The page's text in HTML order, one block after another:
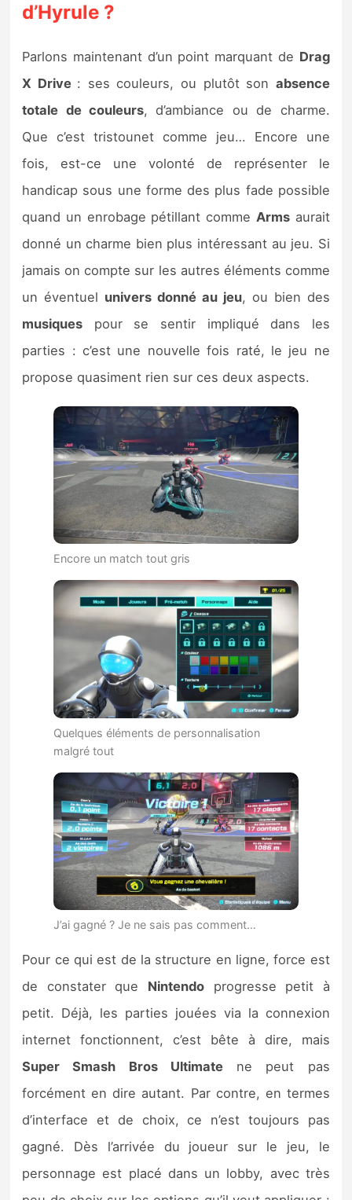
d’Hyrule ?
Parlons maintenant d’un point marquant de Drag
X Drive : ses couleurs, ou plutôt son absence
totale de couleurs, d’ambiance ou de charme.
Que c’est tristounet comme jeu… Encore une
fois, est-ce une volonté de représenter le
handicap sous une forme des plus fade possible
quand un enrobage pétillant comme Armsaurait
donné un charme bien plus intéressant au jeu. Si
jamais on compte sur les autres éléments comme
un éventuel univers donné au jeu, ou bien des
musiques pour se sentir impliqué dans les
parties : c’est une nouvelle fois raté, le jeu ne
propose quasiment rien sur ces deux aspects.
Encore un match tout gris
Quelques éléments de personnalisation
malgré tout
J’ai gagné ? Je ne sais pas comment…
Pour ce qui est de la structure en ligne, force est
de constater que Nintendoprogresse petit à
petit. Déjà, les parties jouées via la connexion
internet fonctionnent, c’est bête à dire, mais
Super Smash Bros Ultimatene peut pas
forcément en dire autant. Par contre, en termes
d’interface et de choix, ce n’est toujours pas
gagné. Dès l’arrivée du joueur sur le jeu, le
personnage est placé dans un lobby, avec très